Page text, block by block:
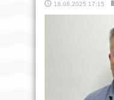
18.08.2025 17:15